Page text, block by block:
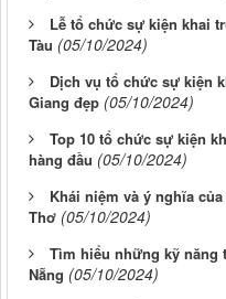
Lễ tổ chức sự kiện khai
Tàu (05/10/2024)
Dịch vụ tổ chức sự kiện
Giang đẹp (05/10/2024)
Top 10 tổ chức sự kiện
hàng đầu (05/10/2024)
Khái niệm và ý nghĩa
Thơ (05/10/2024)
Tìm hiểu những kỹ năng
Nẵng (05/10/2024)